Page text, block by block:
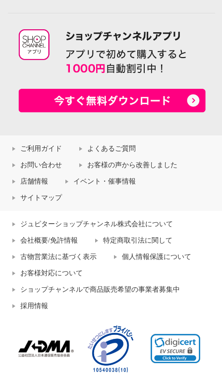
ご利用ガイド よくあるご質問
お問い合わせ お客様の声から改善しました
店舗情報 イベント・催事情報
サイトマップ
ジュピターショップチャンネル株式会社について
会社概要/免許情報 特定商取引法に関して
古物営業法に基づく表示 個人情報保護について
お客様対応について
ショップチャンネルで商品販売希望の事業者募集中
採用情報